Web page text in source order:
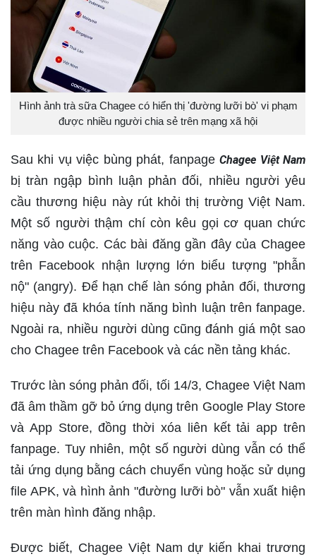
Hình ảnh trà sữa Chagee có hiển thị 'đường lưỡi bò' vi phạm
được nhiều người chia sẻ trên mạng xã hội
Sau khi vụ việc bùng phát, fanpageChagee Việt Nam
bị tràn ngập bình luận phản đối, nhiều người yêu
cầu thương hiệu này rút khỏi thị trường Việt Nam.
Một số người thậm chí còn kêu gọi cơ quan chức
năng vào cuộc. Các bài đăng gần đây của Chagee
trên Facebook nhận lượng lớn biểu tượng "phẫn
nộ" (angry). Để hạn chế làn sóng phản đối, thương
hiệu này đã khóa tính năng bình luận trên fanpage.
Ngoài ra, nhiều người dùng cũng đánh giá một sao
cho Chagee trên Facebook và các nền tảng khác.
Trước làn sóng phản đối, tối 14/3, Chagee Việt Nam
đã âm thầm gỡ bỏ ứng dụng trên Google Play Store
và App Store, đồng thời xóa liên kết tải app trên
fanpage. Tuy nhiên, một số người dùng vẫn có thể
tải ứng dụng bằng cách chuyển vùng hoặc sử dụng
file APK, và hình ảnh "đường lưỡi bò" vẫn xuất hiện
trên màn hình đăng nhập.
Được biết, Chagee Việt Nam dự kiến khai trương